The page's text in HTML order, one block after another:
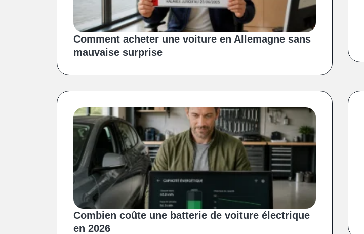
Comment acheter une voiture en Allemagne sans
mauvaise surprise
Combien coûte une batterie de voiture électrique
en 2026